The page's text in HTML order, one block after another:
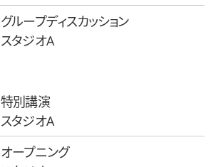
グループディスカッション
スタジオA
特別講演
スタジオA
オープニング